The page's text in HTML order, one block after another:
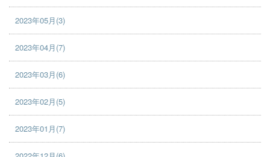
2023年05月(3)
2023年04月(7)
2023年03月(6)
2023年02月(5)
2023年01月(7)